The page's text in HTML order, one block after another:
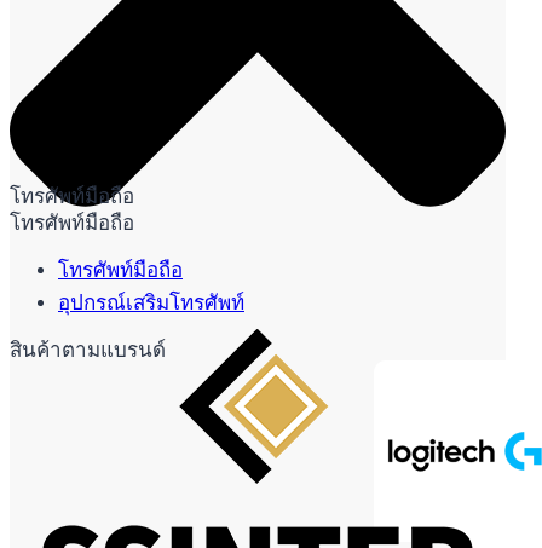
โทรศัพท์มือถือ
โทรศัพท์มือถือ
โทรศัพท์มือถือ
อุปกรณ์เสริมโทรศัพท์
สินค้าตามแบรนด์